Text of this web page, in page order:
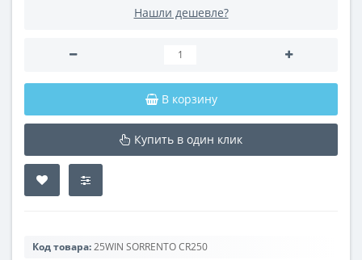
Нашли дешевле?
В корзину
Купить в один клик
Код товара:25WIN SORRENTO CR250